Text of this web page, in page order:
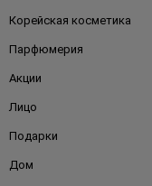
Корейская косметика
Парфюмерия
Акции
Лицо
Подарки
Дом